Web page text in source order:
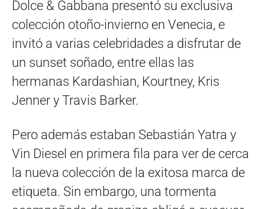
Dolce & Gabbana presentó su exclusiva
colección otoño-invierno en Venecia, e
invitó a varias celebridades a disfrutar de
un sunset soñado, entre ellas las
hermanas Kardashian, Kourtney, Kris
Jenner y Travis Barker.
Pero además estaban Sebastián Yatra y
Vin Diesel en primera fila para ver de cerca
la nueva colección de la exitosa marca de
etiqueta. Sin embargo, una tormenta